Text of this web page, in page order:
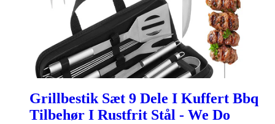
Grillbestik Sæt 9 Dele I Kuffert Bbq
Tilbehør I Rustfrit Stål - We Do